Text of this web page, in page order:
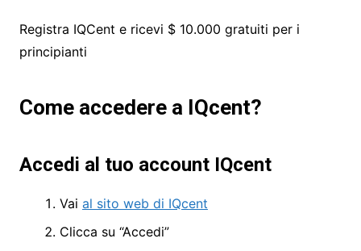
Registra IQCent e ricevi $ 10.000 gratuiti per i
principianti
Come accedere a IQcent?
Accedi al tuo account IQcent
Vai al sito web di IQcent
Clicca su “Accedi”